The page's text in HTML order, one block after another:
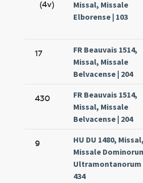
(4v)
Missal, Missale
Elborense | 103
17
FR Beauvais 1514,
Missal, Missale
Belvacense | 204
430
FR Beauvais 1514,
Missal, Missale
Belvacense | 204
9
HU DU 1480, Missal,
Missale
Ultramontanorum
434